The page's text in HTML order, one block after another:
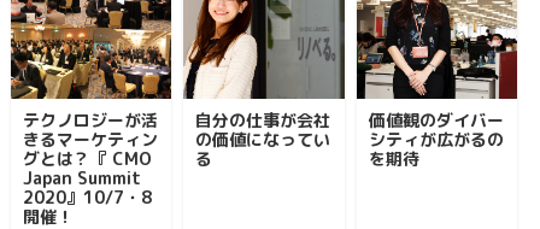
テクノロジーが活
きるマーケティン
グとは？『 CMO
Japan Summit
2020』10/7・8
開催！
自分の仕事が会社
の価値になってい
る
価値観のダイバー
シティが広がるの
を期待